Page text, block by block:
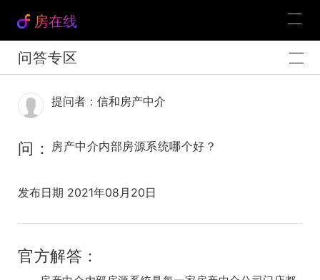
房在线
问答专区
提问者：信和房产中介
问： 房产中介内部房源系统哪个好？
发布日期 2021年08月20日
官方解答：